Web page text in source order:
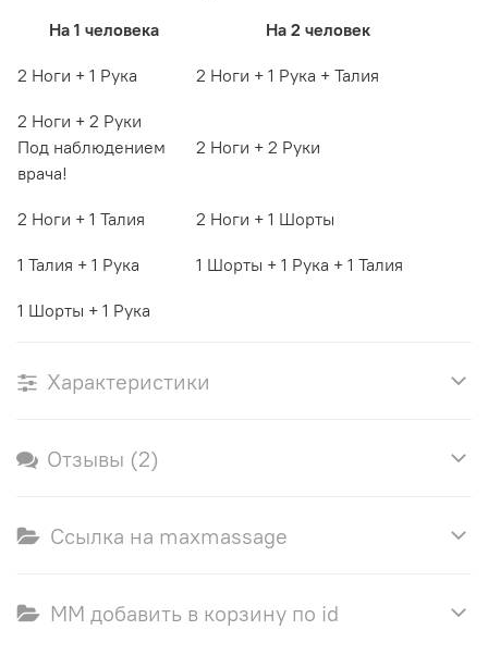
На 1 человека На 2 человек
2 Ноги + 1 Рука 2 Ноги + 1 Рука + Талия
2 Ноги + 2 Руки
Под наблюдением
врача!
2 Ноги + 2 Руки
2 Ноги + 1 Талия 2 Ноги + 1 Шорты
1 Талия + 1 Рука 1 Шорты + 1 Рука + 1 Талия
1 Шорты + 1 Рука
Характеристики
Отзывы (2)
Ссылка на maxmassage
ММ добавить в корзину по id